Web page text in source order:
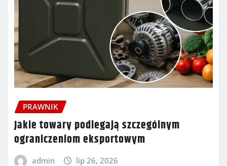
PRAWNIK
Jakie towary podlegają szczególnym
ograniczeniom eksportowym
admin lip 26, 2026